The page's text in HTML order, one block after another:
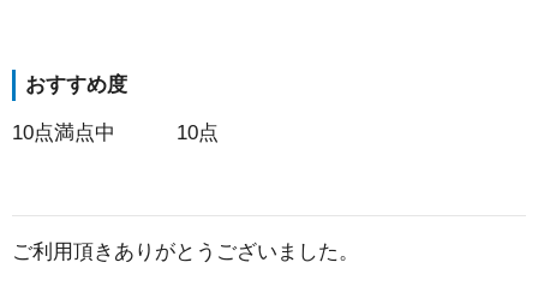
おすすめ度
10点満点中 10点
ご利用頂きありがとうございました。